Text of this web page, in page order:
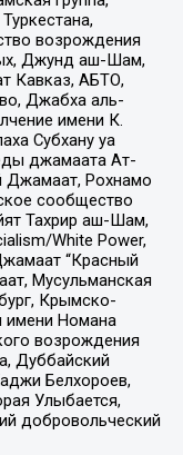
возрождения
Джунд аш-Шам,
Кавказ, АБТО,
Джабха аль-
имени К.
Субхану уа
джамаата Ат-
Джамаат, Рохнамо
сообщество
Тахрир аш-Шам,
White Power,
“Красный
Мусульманская
Крымско-
имени Номана
возрождения
Дуббайский
Белхороев,
Улыбается,
добровольческий